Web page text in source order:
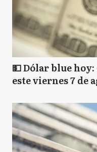
💵 Dólar blue
este viernes 7 de